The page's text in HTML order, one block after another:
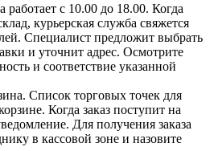
работает с 10.00 до 18.00. Когда
курьерская служба свяжется
Специалист предложит выбрать
и уточнит адрес. Осмотрите
и соответствие указанной
Список торговых точек для
Когда заказ поступит на
Для получения заказа
в кассовой зоне и назовите